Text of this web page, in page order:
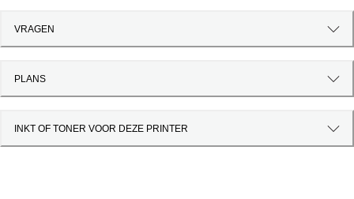
VRAGEN
PLANS
INKT OF TONER VOOR DEZE PRINTER